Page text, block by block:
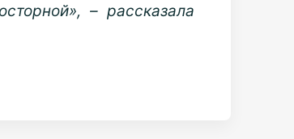
– рассказала